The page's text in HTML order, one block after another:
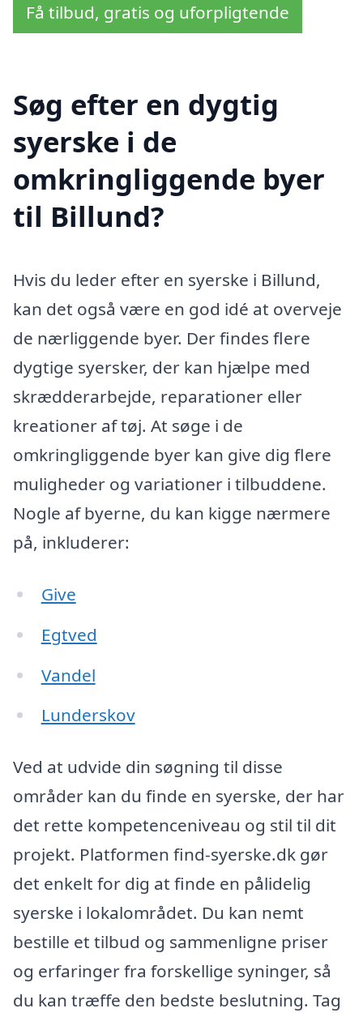
Få tilbud, gratis og uforpligtende
Søg efter en dygtig
syerske i de
omkringliggende byer
til Billund?
Hvis du leder efter en syerske i Billund,
kan det også være en god idé at overveje
de nærliggende byer. Der findes flere
dygtige syersker, der kan hjælpe med
skrædderarbejde, reparationer eller
kreationer af tøj. At søge i de
omkringliggende byer kan give dig flere
muligheder og variationer i tilbuddene.
Nogle af byerne, du kan kigge nærmere
på, inkluderer:
Give
Egtved
Vandel
Lunderskov
Ved at udvide din søgning til disse
områder kan du finde en syerske, der har
det rette kompetenceniveau og stil til dit
projekt. Platformen find-syerske.dk gør
det enkelt for dig at finde en pålidelig
syerske i lokalområdet. Du kan nemt
bestille et tilbud og sammenligne priser
og erfaringer fra forskellige syninger, så
du kan træffe den bedste beslutning. Tag